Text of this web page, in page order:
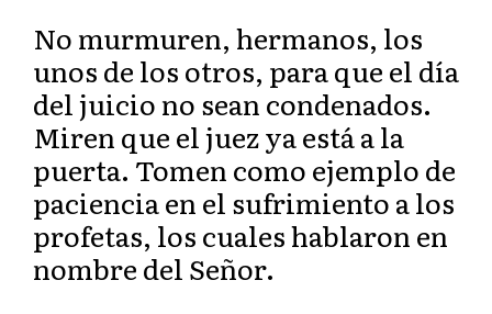
No murmuren, hermanos, los
unos de los otros, para que el día
del juicio no sean condenados.
Miren que el juez ya está a la
puerta. Tomen como ejemplo de
paciencia en el sufrimiento a los
profetas, los cuales hablaron en
nombre del Señor.